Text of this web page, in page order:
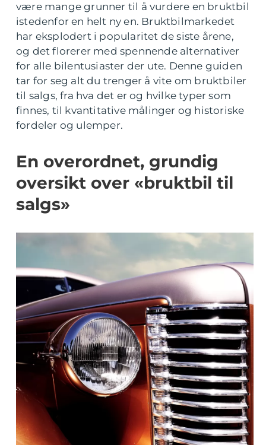
være mange grunner til å vurdere en bruktbil
istedenfor en helt ny en. Bruktbilmarkedet
har eksplodert i popularitet de siste årene,
og det florerer med spennende alternativer
for alle bilentusiaster der ute. Denne guiden
tar for seg alt du trenger å vite om bruktbiler
til salgs, fra hva det er og hvilke typer som
finnes, til kvantitative målinger og historiske
fordeler og ulemper.
En overordnet, grundig
oversikt over «bruktbil til
salgs»